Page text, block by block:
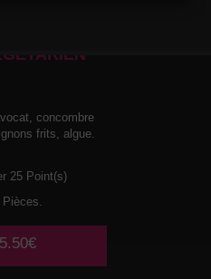
concombre
frits, algue.
25 Point(s)
Pièces.
5.50€